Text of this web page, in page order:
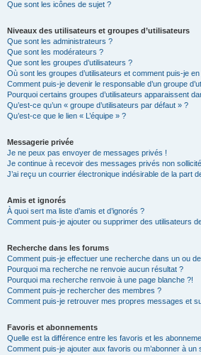
Que sont les icônes de sujet ?
Niveaux des utilisateurs et groupes d’utilisateurs
Que sont les administrateurs ?
Que sont les modérateurs ?
Que sont les groupes d’utilisateurs ?
Où sont les groupes d’utilisateurs et comment puis-je
Comment puis-je devenir le responsable d’un groupe
Pourquoi certains groupes d’utilisateurs apparaissent
Qu’est-ce qu’un « groupe d’utilisateurs par défaut » ?
Qu’est-ce que le lien « L’équipe » ?
Messagerie privée
Je ne peux pas envoyer de messages privés !
Je continue à recevoir des messages privés non
J’ai reçu un courrier électronique indésirable de la part
Amis et ignorés
À quoi sert ma liste d’amis et d’ignorés ?
Comment puis-je ajouter ou supprimer des utilisateurs
Recherche dans les forums
Comment puis-je effectuer une recherche dans un ou
Pourquoi ma recherche ne renvoie aucun résultat ?
Pourquoi ma recherche renvoie à une page blanche ?!
Comment puis-je rechercher des membres ?
Comment puis-je retrouver mes propres messages et
Favoris et abonnements
Quelle est la différence entre les favoris et les
Comment puis-je ajouter aux favoris ou m’abonner à un